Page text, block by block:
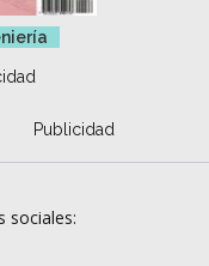
Publicidad
sociales: